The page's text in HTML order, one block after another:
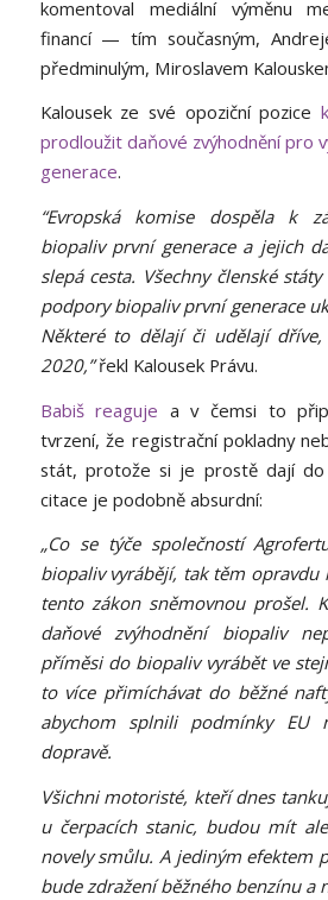
komentoval mediální výměnu
financí — tím současným,
předminulým, Miroslavem
Kalousek ze své opoziční pozice
prodloužit daňové zvýhodnění pro
generace.
“Evropská komise dospěla k
biopaliv první generace a jejich
slepá cesta. Všechny členské
podpory biopaliv první generace
Některé to dělají či udělají
2020,”řekl Kalousek Právu.
Babiš reaguje a v čemsi to
tvrzení, že registrační pokladny
stát, protože si je prostě dají do
citace je podobně absurdní:
„Co se týče společností
biopaliv vyrábějí, tak těm opravdu
tento zákon sněmovnou prošel.
daňové zvýhodnění biopaliv
příměsi do biopaliv vyrábět ve
to více přimíchávat do běžné
abychom splnili podmínky EU
dopravě.
Všichni motoristé, kteří dnes
u čerpacích stanic, budou mít
novely smůlu. A jediným efektem
bude zdražení běžného benzínu a